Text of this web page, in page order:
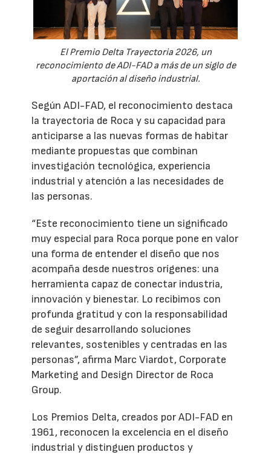
El Premio Delta Trayectoria 2026, un
reconocimiento de ADI-FAD a más de un siglo de
aportación al diseño industrial.
Según ADI-FAD, el reconocimiento destaca
la trayectoria de Roca y su capacidad para
anticiparse a las nuevas formas de habitar
mediante propuestas que combinan
investigación tecnológica, experiencia
industrial y atención a las necesidades de
las personas.
“Este reconocimiento tiene un significado
muy especial para Roca porque pone en valor
una forma de entender el diseño que nos
acompaña desde nuestros orígenes: una
herramienta capaz de conectar industria,
innovación y bienestar. Lo recibimos con
profunda gratitud y con la responsabilidad
de seguir desarrollando soluciones
relevantes, sostenibles y centradas en las
personas”, afirma Marc Viardot, Corporate
Marketing and Design Director de Roca
Group.
Los Premios Delta, creados por ADI-FAD en
1961, reconocen la excelencia en el diseño
industrial y distinguen productos y